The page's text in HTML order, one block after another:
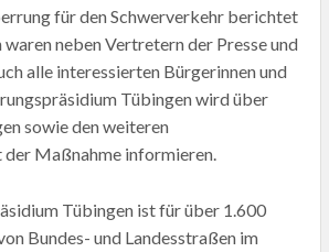
für den Schwerverkehr berichtet
waren neben Vertretern der Presse und
alle interessierten Bürgerinnen und
Tübingen wird über
sowie den weiteren
Maßnahme informieren.
Tübingen ist für über 1.600
Bundes- und Landesstraßen im